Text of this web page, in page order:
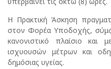
Η Πρακτική Άσκηση
στον Φορέα Υποδοχής,
κανονιστικό πλαίσιο
ισχυουσών μέτρων και
δημόσιας υγείας.